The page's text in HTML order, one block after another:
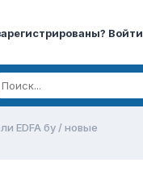
Войти
EDFA бу / новые